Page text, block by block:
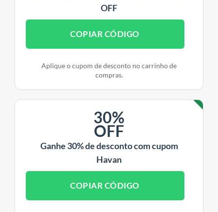
OFF
COPIAR CÓDIGO
Aplique o cupom de desconto no carrinho de
compras.
30%
OFF
Ganhe 30% de desconto com cupom
Havan
COPIAR CÓDIGO